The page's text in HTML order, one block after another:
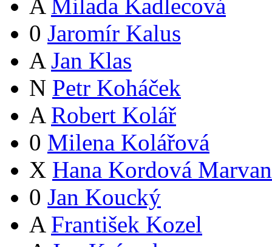
A Milada Kadlecová
0 Jaromír Kalus
A Jan Klas
N Petr Koháček
A Robert Kolář
0 Milena Kolářová
X Hana Kordová
0 Jan Koucký
A František Kozel